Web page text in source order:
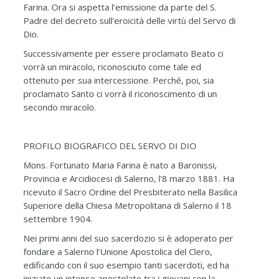
Farina. Ora si aspetta l’emissione da parte del S.
Padre del decreto sull’eroicità delle virtù del Servo di
Dio.
Successivamente per essere proclamato Beato ci
vorrà un miracolo, riconosciuto come tale ed
ottenuto per sua intercessione. Perché, poi, sia
proclamato Santo ci vorrà il riconoscimento di un
secondo miracolo.
PROFILO BIOGRAFICO DEL SERVO DI DIO
Mons. Fortunato Maria Farina è nato a Baronissi,
Provincia e Arcidiocesi di Salerno, l’8 marzo 1881. Ha
ricevuto il Sacro Ordine del Presbiterato nella Basilica
Superiore della Chiesa Metropolitana di Salerno il 18
settembre 1904.
Nei primi anni del suo sacerdozio si è adoperato per
fondare a Salerno l’Unione Apostolica del Clero,
edificando con il suo esempio tanti sacerdoti, ed ha